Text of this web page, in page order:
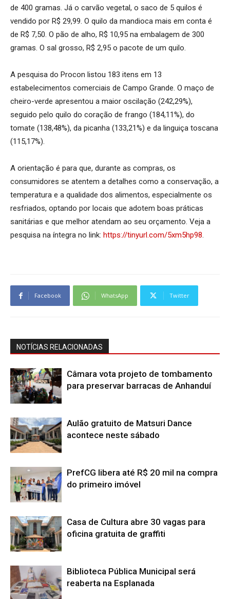
de 400 gramas. Já o carvão vegetal, o saco de 5 quilos é
vendido por R$ 29,99. O quilo da mandioca mais em conta é
de R$ 7,50. O pão de alho, R$ 10,95 na embalagem de 300
gramas. O sal grosso, R$ 2,95 o pacote de um quilo.
A pesquisa do Procon listou 183 itens em 13
estabelecimentos comerciais de Campo Grande. O maço de
cheiro-verde apresentou a maior oscilação (242,29%),
seguido pelo quilo do coração de frango (184,11%), do
tomate (138,48%), da picanha (133,21%) e da linguiça toscana
(115,17%).
A orientação é para que, durante as compras, os
consumidores se atentem a detalhes como a conservação, a
temperatura e a qualidade dos alimentos, especialmente os
resfriados, optando por locais que adotem boas práticas
sanitárias e que melhor atendam ao seu orçamento. Veja a
pesquisa na íntegra no link: https://tinyurl.com/5xm5hp98.
Facebook WhatsApp Twitter
NOTÍCIAS RELACIONADAS
Câmara vota projeto de tombamento
para preservar barracas de Anhanduí
Aulão gratuito de Matsuri Dance
acontece neste sábado
PrefCG libera até R$ 20 mil na compra
do primeiro imóvel
Casa de Cultura abre 30 vagas para
oficina gratuita de graffiti
Biblioteca Pública Municipal será
reaberta na Esplanada